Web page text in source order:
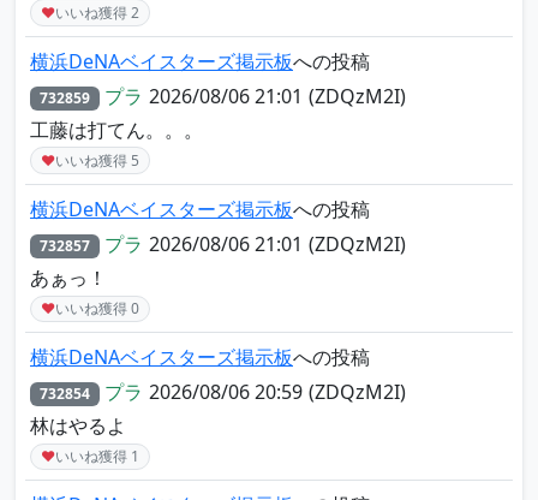
♥いいね獲得2
横浜DeNAベイスターズ掲示板への投稿
732859 プラ 2026/08/06 21:01 (ZDQzM2I)
工藤は打てん。。。
♥いいね獲得 5
横浜DeNAベイスターズ掲示板への投稿
732857 プラ 2026/08/06 21:01 (ZDQzM2I)
あぁっ！
♥いいね獲得0
横浜DeNAベイスターズ掲示板への投稿
732854 プラ 2026/08/06 20:59 (ZDQzM2I)
林はやるよ
♥いいね獲得 1